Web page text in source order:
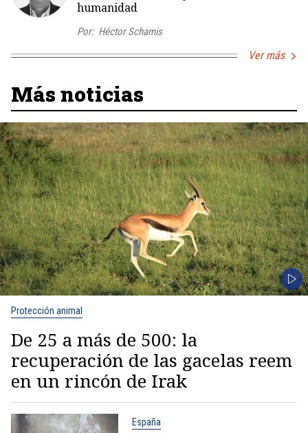
humanidad
Por: Héctor Schamis
Ver más
Más noticias
Protección animal
De 25 a más de 500: la
recuperación de las gacelas reem
en un rincón de Irak
España